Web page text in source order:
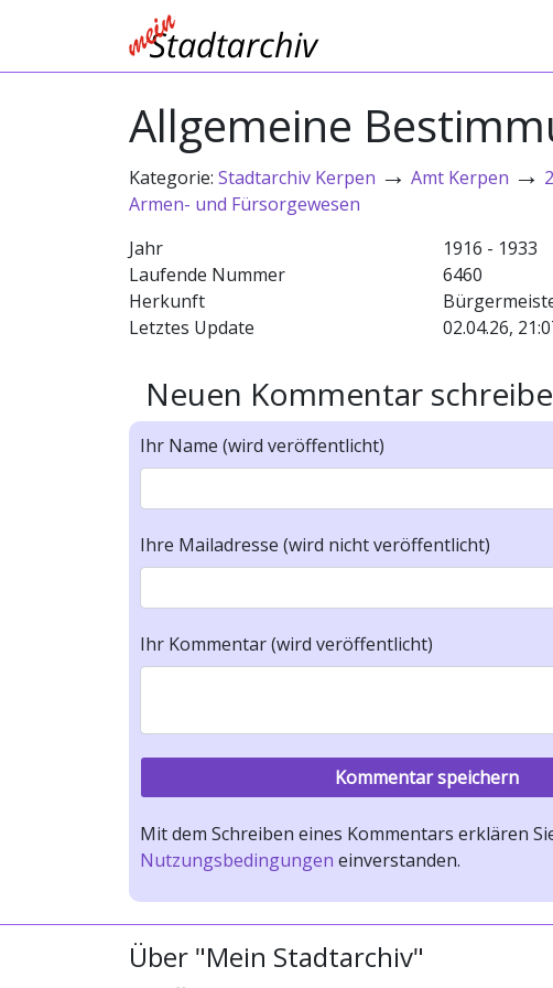
Allgemeine
Kategorie: Stadtarchiv Kerpen → Amt Kerpen →
Armen- und Fürsorgewesen
Jahr
1916 - 1933
Laufende Nummer
6460
Herkunft
Letztes Update
02.04.26,
Neuen Kommentar
Ihr Name (wird veröffentlicht)
Ihre Mailadresse (wird nicht veröffentlicht)
Ihr Kommentar (wird veröffentlicht)
Mit dem Schreiben eines Kommentars erklären
Nutzungsbedingungen einverstanden.
Über "Mein Stadtarchiv"